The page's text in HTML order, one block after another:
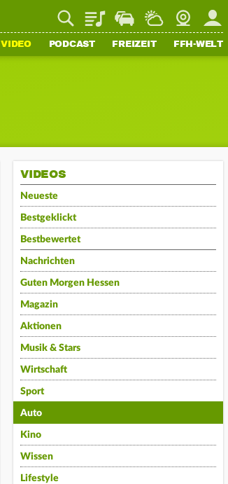
PlaylistStaupilotWetterWebcam
VIDEO PODCAST FREIZEIT FFH-WELT
VIDEOS
Neueste
Bestgeklickt
Bestbewertet
Nachrichten
Guten Morgen Hessen
Magazin
Aktionen
Musik & Stars
Wirtschaft
Sport
Auto
Kino
Wissen
Lifestyle